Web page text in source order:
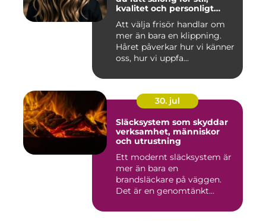
kvalitet och personligt
Att välja frisör handlar om
mer än bara en klippning.
Håret påverkar hur vi känner
oss, hur vi uppfa...
30. jul
Släcksystem som skyddar
verksamhet, människor
och utrustning
Ett modernt släcksystem är
mer än bara en
brandsläckare på väggen.
Det är en genomtänkt